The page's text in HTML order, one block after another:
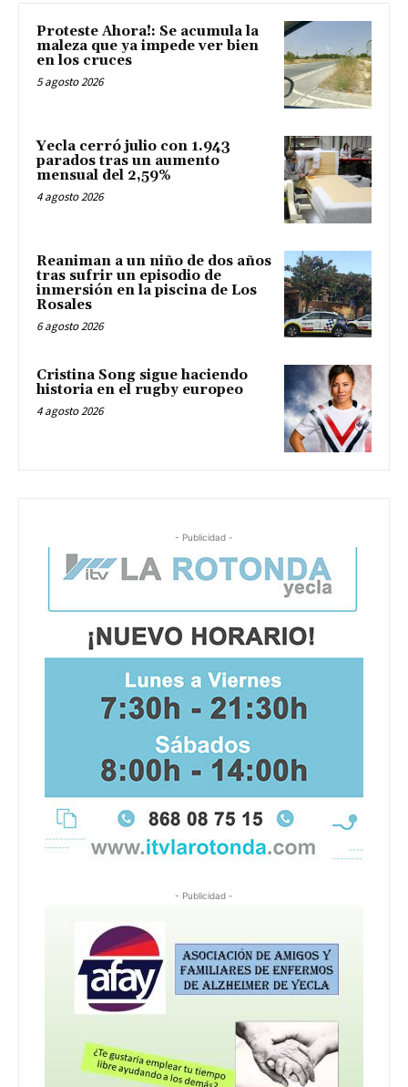
Proteste Ahora!: Se acumula la
maleza que ya impede ver bien
en los cruces
5 agosto 2026
Yecla cerró julio con 1.943
parados tras un aumento
mensual del 2,59%
4 agosto 2026
Reaniman a un niño de dos años
tras sufrir un episodio de
inmersión en la piscina de Los
Rosales
6 agosto 2026
Cristina Song sigue haciendo
historia en el rugby europeo
4 agosto 2026
- Publicidad -
- Publicidad -